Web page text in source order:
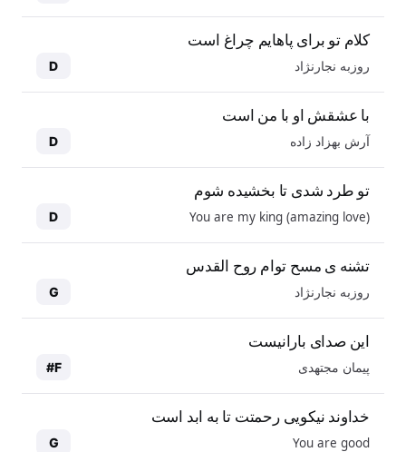
کلام تو برای پاهایم چراغ است
روزبه نجارنژاد D
با عشقش او با من است
آرش بهزاد زاده D
تو طرد شدی تا بخشیده شوم
You are my king (amazing love)
D
تشنه ی مسح توام روح القدس
روزبه نجارنژاد G
این صدای بارانیست
پیمان مجتهدی F#
خداوند نیکویی رحمتت تا به ابد است
You are good
G